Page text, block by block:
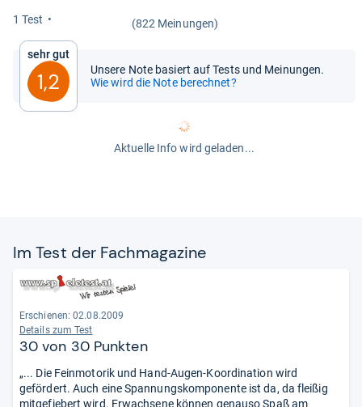
1 Test (822 Meinungen)
Sehr gut
1,2
Unsere Note basiert auf Tests und Meinungen.
Wie wird die Note berechnet?
Aktuelle Info wird geladen...
Im Test der Fach­ma­ga­zine
Erschienen: 02.08.2009
Details zum Test
30 von 30 Punkten
„... Die Feinmotorik und Hand-Augen-Koordination wird
gefördert. Auch eine Spannungskomponente ist da, da fleißig
mitgefiebert wird. Erwachsene können genauso Spaß am